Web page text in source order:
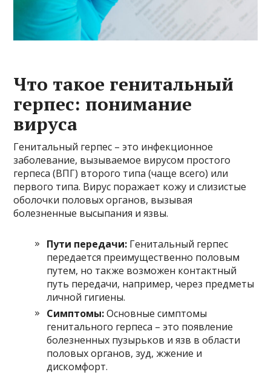
Что такое генитальный
герпес: понимание
вируса
Генитальный герпес – это инфекционное
заболевание, вызываемое вирусом простого
герпеса (ВПГ) второго типа (чаще всего) или
первого типа. Вирус поражает кожу и слизистые
оболочки половых органов, вызывая
болезненные высыпания и язвы.
Пути передачи: Генитальный герпес
передается преимущественно половым
путем, но также возможен контактный
путь передачи, например, через предметы
личной гигиены.
Симптомы:Основные симптомы
генитального герпеса – это появление
болезненных пузырьков и язв в области
половых органов, зуд, жжение и
дискомфорт.